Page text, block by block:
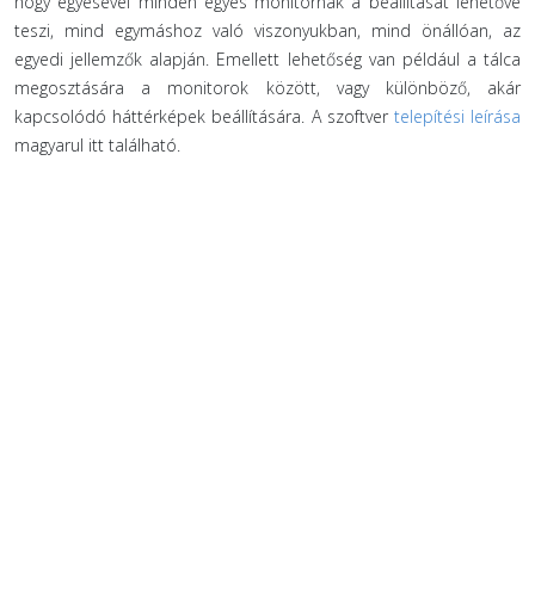
teszi, mind egymáshoz való viszonyukban, mind önállóan, az
egyedi jellemzők alapján. Emellett lehetőség van például a tálca
megosztására a monitorok között, vagy különböző, akár
kapcsolódó háttérképek beállítására. A szoftver telepítési leírása
magyarul itt található.